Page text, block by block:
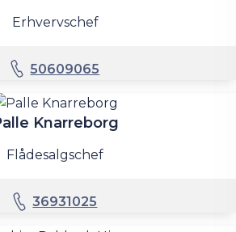
Erhvervschef
50609065
Knarreborg
Flådesalgschef
36931025